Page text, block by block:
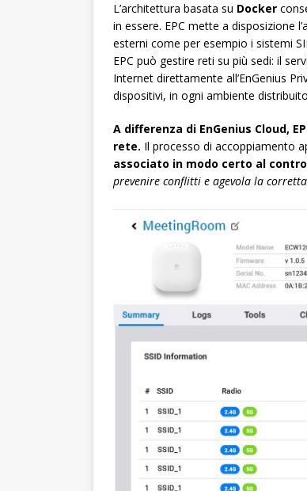
L’architettura basata su Docker
in essere. EPC mette a disposizione
esterni come per esempio i sistemi
EPC può gestire reti su più sedi: il
Internet direttamente all’EnGenius
dispositivi, in ogni ambiente
A differenza di EnGenius Cloud,
rete. Il processo di accoppiamento
associato in modo certo al
prevenire conflitti e agevola la